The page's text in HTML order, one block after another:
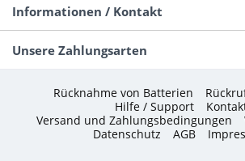
Informationen / Kontakt
Unsere Zahlungsarten
Rücknahme von Batterien
Hilfe / Support
Versand und Zahlungsbedingungen
Datenschutz
AGB